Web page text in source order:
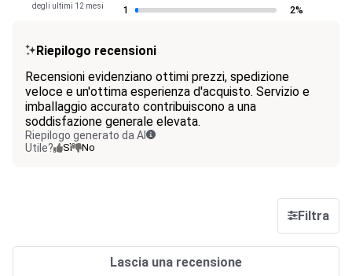
degli ultimi 12 mesi
1
2%
Riepilogo recensioni
Recensioni evidenziano ottimi prezzi, spedizione
veloce e un'ottima esperienza d'acquisto. Servizio e
imballaggio accurato contribuiscono a una
soddisfazione generale elevata.
Riepilogo generato da AI
Utile?
Sì No
Filtra
Lascia una recensione